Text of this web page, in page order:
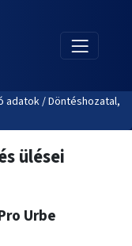
/ Döntéshozatal,
ülései
Urbe